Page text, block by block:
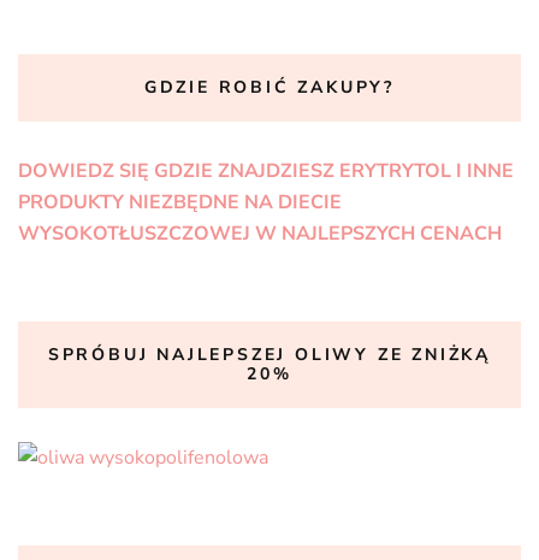
GDZIE ROBIĆ ZAKUPY?
DOWIEDZ SIĘ GDZIE ZNAJDZIESZ ERYTRYTOL I INNE
PRODUKTY NIEZBĘDNE NA DIECIE
WYSOKOTŁUSZCZOWEJ W NAJLEPSZYCH CENACH
SPRÓBUJ NAJLEPSZEJ OLIWY ZE ZNIŻKĄ
20%